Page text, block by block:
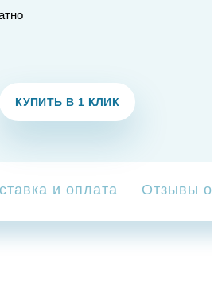
КУПИТЬ В 1 КЛИК
и оплата Отзывы о